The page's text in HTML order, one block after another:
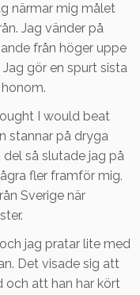
närmar mig målet
Jag vänder på
från höger uppe
gör en spurt sista
I would beat
stannar på dryga
så slutade jag på
fler framför mig.
Sverige när
jag pratar lite med
Det visade sig att
och att han har kört